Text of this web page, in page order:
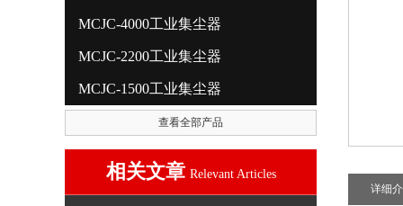
MCJC-4000工业集尘器
MCJC-2200工业集尘器
MCJC-1500工业集尘器
查看全部产品
相关文章 Relevant Articles
详细